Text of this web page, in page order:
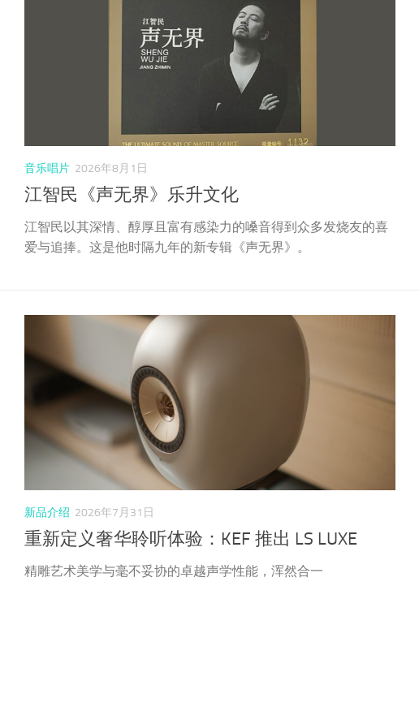
音乐唱片 2026年8月1日
江智民《声无界》乐升文化
江智民以其深情、醇厚且富有感染力的嗓音得到众多发烧友的喜
爱与追捧。这是他时隔九年的新专辑《声无界》。
新品介绍 2026年7月31日
重新定义奢华聆听体验：KEF 推出 LS LUXE
精雕艺术美学与毫不妥协的卓越声学性能，浑然合一